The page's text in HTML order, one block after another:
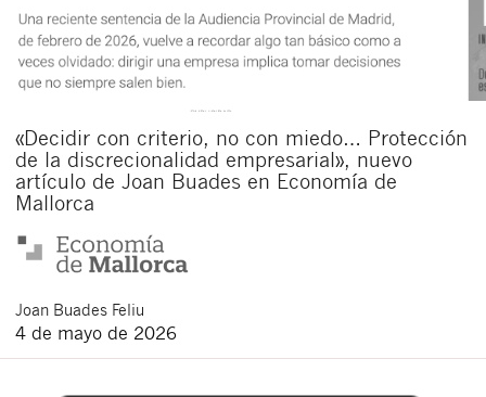
«Decidir con criterio, no con miedo… Protección
de la discrecionalidad empresarial», nuevo
artículo de Joan Buades en Economía de
Mallorca
Joan Buades Feliu
4 de mayo de 2026